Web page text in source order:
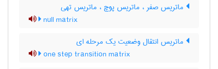
ماتریس صفر ، ماتریس پوچ ، ماتریس تهی
null matrix
ماتریس انتقال وضعیت یک مرحله ای
one step transition matrix